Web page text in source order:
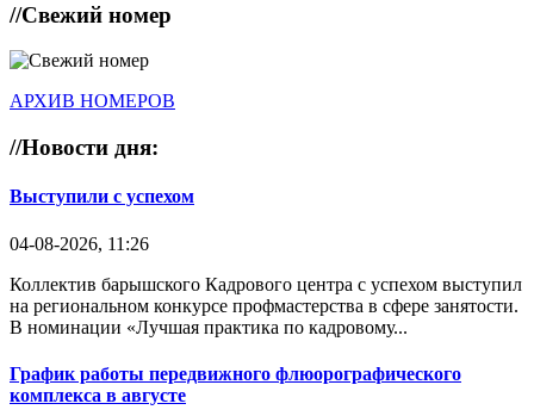
//Свежий номер
АРХИВ НОМЕРОВ
//Новости дня:
Выступили с успехом
04-08-2026, 11:26
Коллектив барышского Кадрового центра с успехом выступил
на региональном конкурсе профмастерства в сфере занятости.
В номинации «Лучшая практика по кадровому...
График работы передвижного флюорографического
комплекса в августе